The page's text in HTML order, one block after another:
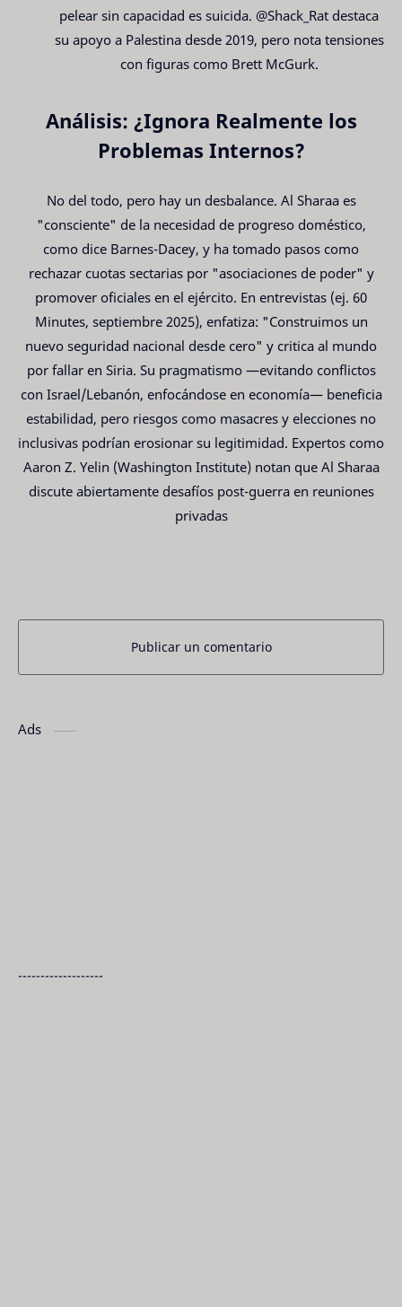
pelear sin capacidad es suicida. @Shack_Rat destaca
su apoyo a Palestina desde 2019, pero nota tensiones
con figuras como Brett McGurk.
Análisis: ¿Ignora Realmente los
Problemas Internos?
No del todo, pero hay un desbalance. Al Sharaa es
"consciente" de la necesidad de progreso doméstico,
como dice Barnes-Dacey, y ha tomado pasos como
rechazar cuotas sectarias por "asociaciones de poder" y
promover oficiales en el ejército. En entrevistas (ej. 60
Minutes, septiembre 2025), enfatiza: "Construimos un
nuevo seguridad nacional desde cero" y critica al mundo
por fallar en Siria. Su pragmatismo —evitando conflictos
con Israel/Lebanón, enfocándose en economía— beneficia
estabilidad, pero riesgos como masacres y elecciones no
inclusivas podrían erosionar su legitimidad. Expertos como
Aaron Z. Yelin (Washington Institute) notan que Al Sharaa
discute abiertamente desafíos post-guerra en reuniones
privadas
Publicar un comentario
Ads
-------------------